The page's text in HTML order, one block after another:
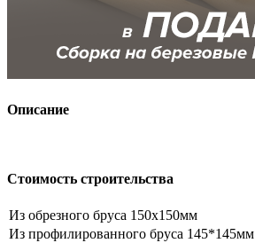
Описание
Стоимость строительства
Из обрезного бруса 150х150мм
Из профилированного бруса 145*145мм